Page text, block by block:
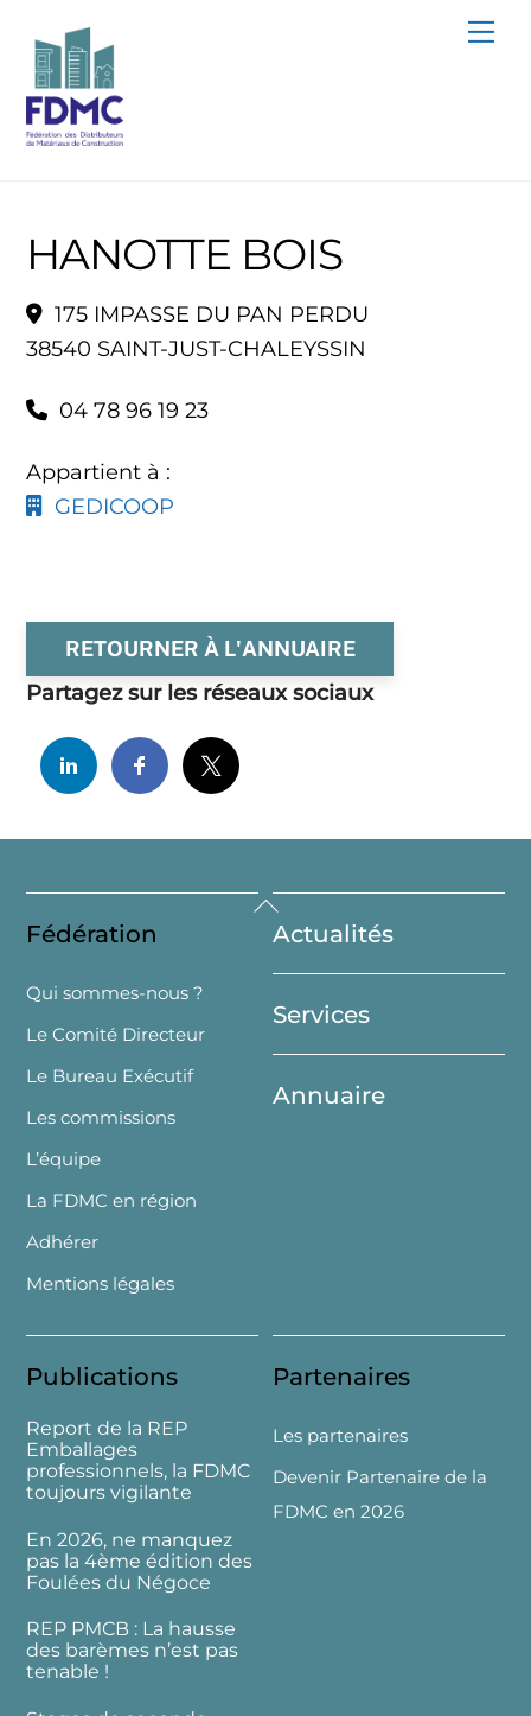
content
HANOTTE BOIS
175 IMPASSE DU PAN PERDU
38540 SAINT-JUST-CHALEYSSIN
04 78 96 19 23
Appartient à :
GEDICOOP
RETOURNER À L'ANNUAIRE
Partagez sur les réseaux sociaux
Back
To
Top
Fédération
Qui sommes-nous ?
Le Comité Directeur
Le Bureau Exécutif
Les commissions
L’équipe
La FDMC en région
Adhérer
Mentions légales
Actualités
Services
Annuaire
Publications
Report de la REP
Emballages
professionnels, la FDMC
toujours vigilante
En 2026, ne manquez
pas la 4ème édition des
Foulées du Négoce
REP PMCB : La hausse
des barèmes n’est pas
tenable !
Partenaires
Les partenaires
Devenir Partenaire de la
FDMC en 2026